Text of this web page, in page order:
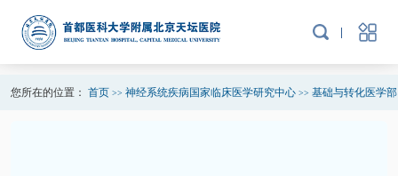
您所在的位置： 首页 >> 神经系统疾病国家临床医学研究中心>> 基础与转化医学部